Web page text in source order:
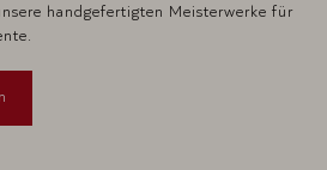
handgefertigten Meisterwerke für